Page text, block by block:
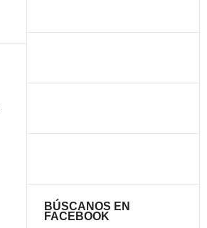
BÚSCANOS EN
FACEBOOK